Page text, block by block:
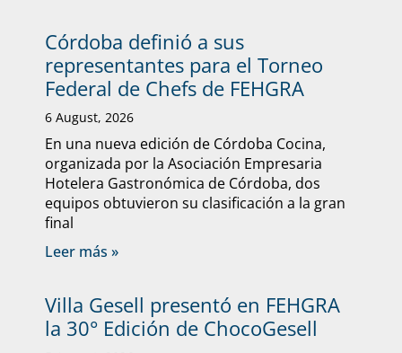
Córdoba definió a sus
representantes para el Torneo
Federal de Chefs de FEHGRA
6 August, 2026
En una nueva edición de Córdoba Cocina,
organizada por la Asociación Empresaria
Hotelera Gastronómica de Córdoba, dos
equipos obtuvieron su clasificación a la gran
final
Leer más »
Villa Gesell presentó en FEHGRA
la 30° Edición de ChocoGesell